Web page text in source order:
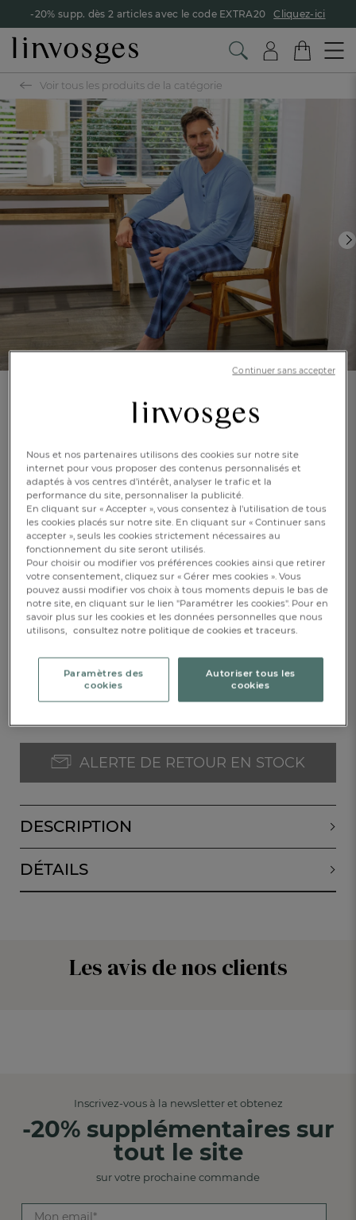
-20% supp. dès 2 articles avec le code EXTRA20 Cliquez-ici
FR DE
AT
Voir tous les produits de la catégorie
Réf : 991147701
100% coton
En savoir +
Caractéristique :
Pyjama homme
M L XL
XXL
Disponible sous1 semaine
CHF. 79.-
ALERTE DE RETOUR EN STOCK
DESCRIPTION
DÉTAILS
Les avis de nos clients
Inscrivez-vous à la newsletter et obtenez
-20% supplémentaires sur
tout le site
sur votre prochaine commande
Nous et nos partenaires utilisons des cookies sur notre site
internet pour vous proposer des contenus personnalisés et
adaptés à vos centres d’intérêt, analyser le trafic et la
performance du site, personnaliser la publicité.
En cliquant sur « Accepter », vous consentez à l'utilisation de tous
les cookies placés sur notre site. En cliquant sur « Continuer sans
accepter », seuls les cookies strictement nécessaires au
fonctionnement du site seront utilisés.
Pour choisir ou modifier vos préférences cookies ainsi que retirer
votre consentement, cliquez sur « Gérer mes cookies ». Vous
pouvez aussi modifier vos choix à tous moments depuis le bas de
notre site, en cliquant sur le lien "Paramétrer les cookies". Pour en
savoir plus sur les cookies et les données personnelles que nous
utilisons, consultez notre politique de cookies et traceurs.
Paramètres des
cookies
Autoriser tous les
cookies
Continuer sans accepter